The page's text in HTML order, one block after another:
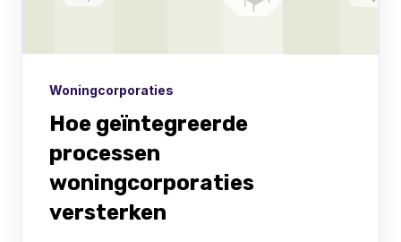
Woningcorporaties
Hoe geïntegreerde
processen
woningcorporaties
versterken